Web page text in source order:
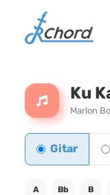
Ku
Marlon
Gitar
A Bb B